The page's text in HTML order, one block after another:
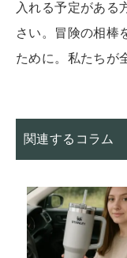
入れる予定がある
さい。冒険の相棒
ために。私たちが
関連するコラム